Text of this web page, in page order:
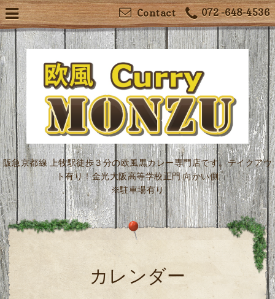
072 -648-4536
Contact
阪急京都線 上牧駅徒歩３分の欧風黒カレー専門店です。テイクアウ
ト有り！金光大阪高等学校正門 向かい側
※駐車場有り
カレンダー